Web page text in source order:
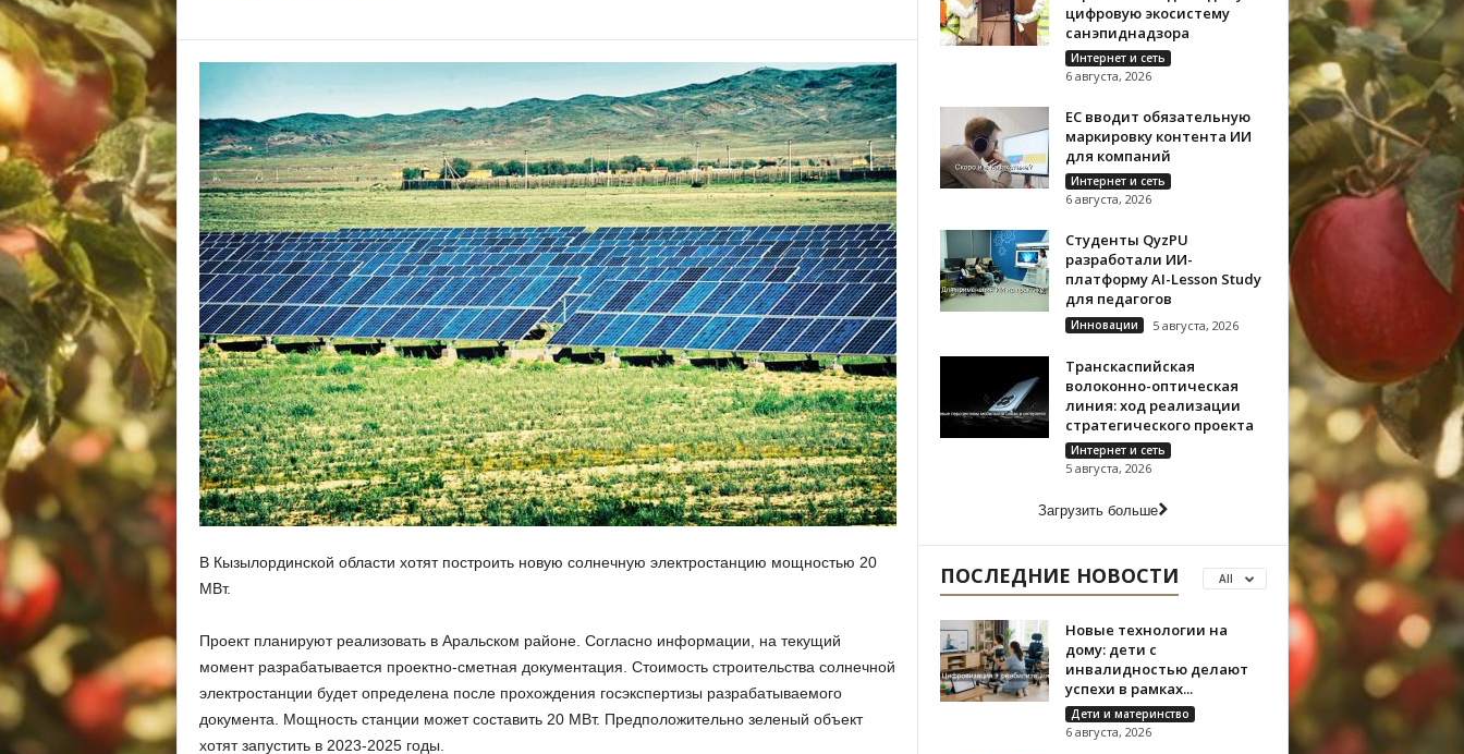
В Кызылординской области хотят построить новую солнечную электростанцию мощностью 20
МВт.
Проект планируют реализовать в Аральском районе. Согласно информации, на текущий
момент разрабатывается проектно-сметная документация. Стоимость строительства солнечной
электростанции будет определена после прохождения госэкспертизы разрабатываемого
документа. Мощность станции может составить 20 МВт. Предположительно зеленый объект
хотят запустить в 2023-2025 годы.
цифровую экосистему
санэпиднадзора
Интернет и сеть
6 августа, 2026
ЕС вводит обязательную
маркировку контента ИИ
для компаний
Интернет и сеть
6 августа, 2026
Студенты QyzPU
разработали ИИ-
платформу AI-Lesson Study
для педагогов
Инновации 5 августа, 2026
Транскаспийская
волоконно-оптическая
линия: ход реализации
стратегического проекта
Интернет и сеть
5 августа, 2026
Загрузить больше
ПОСЛЕДНИЕ НОВОСТИ All
Новые технологии на
дому: дети с
инвалидностью делают
успехи в рамках...
Дети и материнство
6 августа, 2026